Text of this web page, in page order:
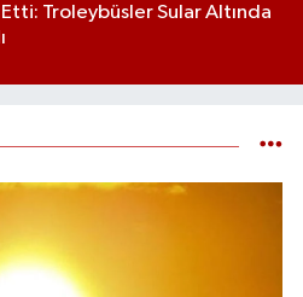
Etti: Troleybüsler Sular Altında